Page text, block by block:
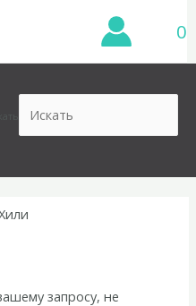
0
запросу, не